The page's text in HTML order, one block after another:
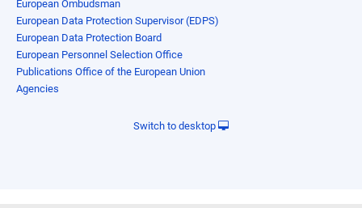
European Ombudsman
European Data Protection Supervisor (EDPS)
European Data Protection Board
European Personnel Selection Office
Publications Office of the European Union
Agencies
Switch to desktop